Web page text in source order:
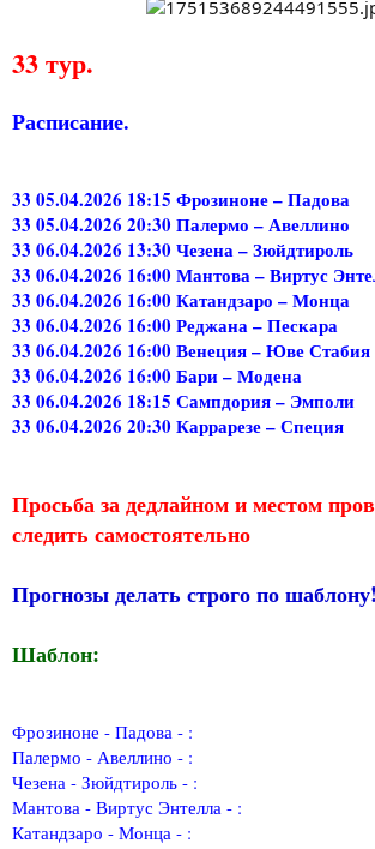
33 тур.
Расписание.
33 05.04.2026 18:15 Фрозиноне – Падова
33 05.04.2026 20:30 Палермо – Авеллино
33 06.04.2026 13:30 Чезена – Зюйдтироль
33 06.04.2026 16:00 Мантова – Виртус
33 06.04.2026 16:00 Катандзаро – Монца
33 06.04.2026 16:00 Реджана – Пескара
33 06.04.2026 16:00 Венеция – Юве Стабия
33 06.04.2026 16:00 Бари – Модена
33 06.04.2026 18:15 Сампдория – Эмполи
33 06.04.2026 20:30 Каррарезе – Специя
Просьба за дедлайном и местом
следить самостоятельно
Прогнозы делать строго по
Шаблон:
Фрозиноне - Падова - :
Палермо - Авеллино - :
Чезена - Зюйдтироль - :
Мантова - Виртус Энтелла - :
Катандзаро - Монца - :